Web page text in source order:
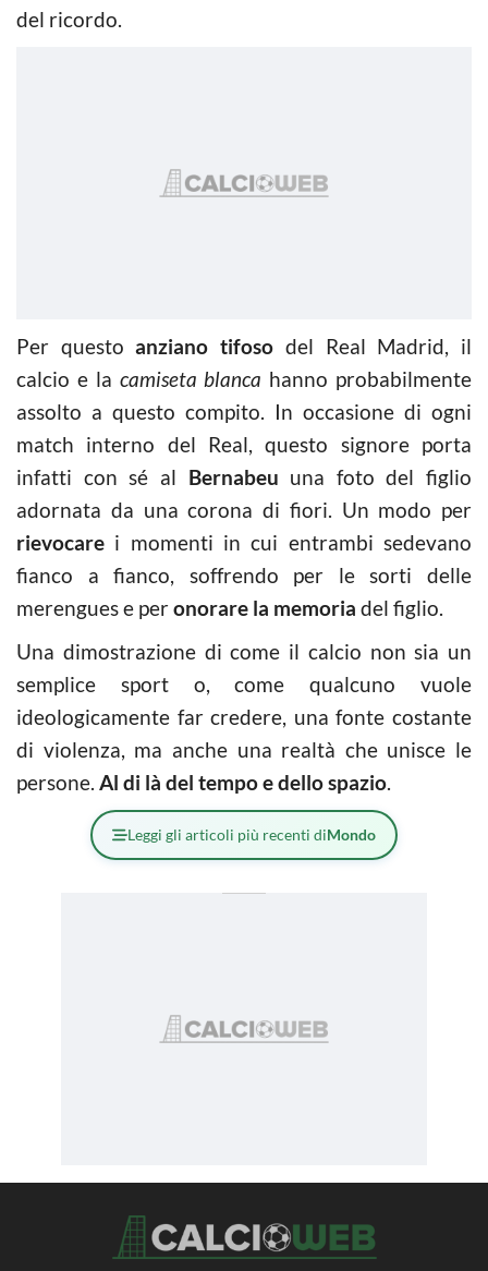
del ricordo.
Per questoanziano tifoso del Real Madrid, il
calcio e la camiseta blanca hanno probabilmente
assolto a questo compito. In occasione di ogni
match interno del Real, questo signore porta
infatti con sé al Bernabeu una foto del figlio
adornata da una corona di fiori. Un modo per
rievocare i momenti in cui entrambi sedevano
fianco a fianco, soffrendo per le sorti delle
merengues e peronorare la memoria del figlio.
Una dimostrazione di come il calcio non sia un
semplice sport o, come qualcuno vuole
ideologicamente far credere, una fonte costante
di violenza, ma anche una realtà che unisce le
persone. Al di là del tempo e dello spazio.
Leggi gli articoli più recenti diMondo